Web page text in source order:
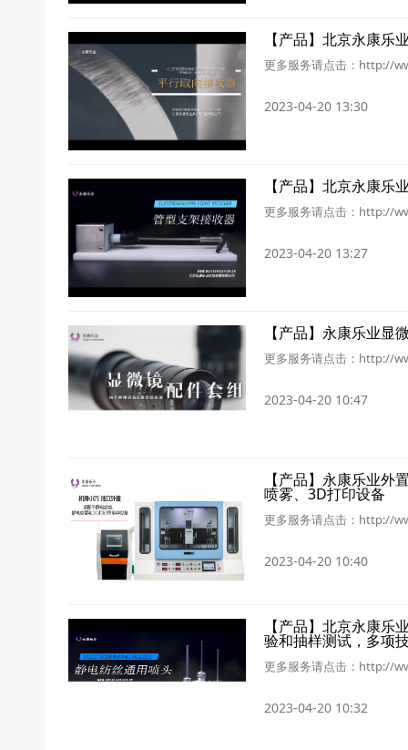
【产品】北京永康乐
更多服务请点击：http://
2023-04-20 13:30
【产品】北京永康乐
更多服务请点击：http://
2023-04-20 13:27
【产品】永康乐业
更多服务请点击：http://
2023-04-20 10:47
【产品】永康乐业外
喷雾、3D打印设备
更多服务请点击：http://
2023-04-20 10:40
【产品】北京永康乐
验和抽样测试，多项
更多服务请点击：http://
2023-04-20 10:32